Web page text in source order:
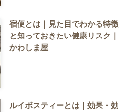
宿便とは｜見た目でわかる特徴
と知っておきたい健康リスク｜
かわしま屋
ルイボスティーとは｜効果・効